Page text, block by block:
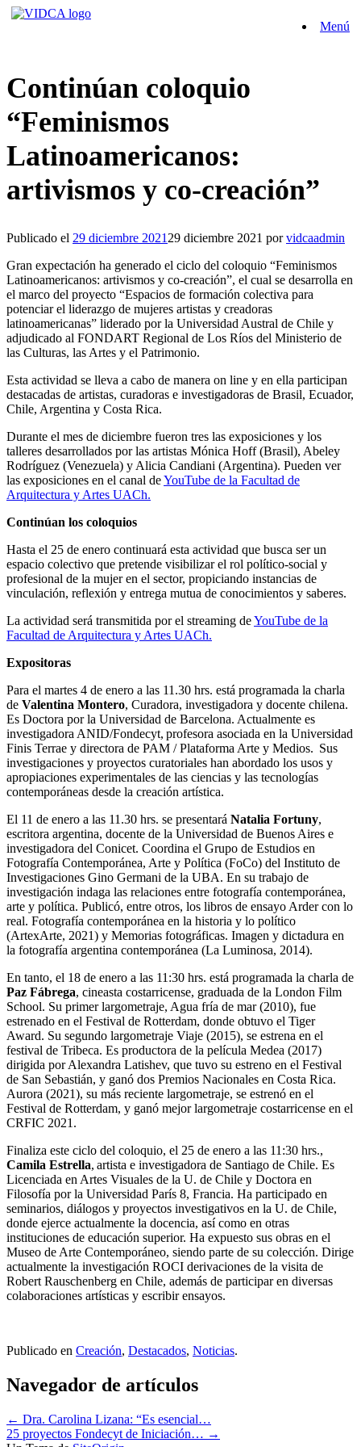
Saltar
Menú
Continúan coloquio
“Feminismos
Latinoamericanos:
artivismos y co-creación”
Publicado el 29 diciembre 2021 29 diciembre 2021 porvidcaadmin
Gran expectación ha generado el ciclo del coloquio “Feminismos
Latinoamericanos: artivismos y co-creación”, el cual se desarrolla en
el marco del proyecto “Espacios de formación colectiva para
potenciar el liderazgo de mujeres artistas y creadoras
latinoamericanas” liderado por la Universidad Austral de Chile y
adjudicado al FONDART Regional de Los Ríos del Ministerio de
las Culturas, las Artes y el Patrimonio.
Esta actividad se lleva a cabo de manera on line y en ella participan
destacadas de artistas, curadoras e investigadoras de Brasil, Ecuador,
Chile, Argentina y Costa Rica.
Durante el mes de diciembre fueron tres las exposiciones y los
talleres desarrollados por las artistas Mónica Hoff (Brasil), Abeley
Rodríguez (Venezuela) y Alicia Candiani (Argentina). Pueden ver
las exposiciones en el canal deYouTube de la Facultad de
Arquitectura y Artes UACh.
Continúan los coloquios
Hasta el 25 de enero continuará esta actividad que busca ser un
espacio colectivo que pretende visibilizar el rol político-social y
profesional de la mujer en el sector, propiciando instancias de
vinculación, reflexión y entrega mutua de conocimientos y saberes.
La actividad será transmitida por el streaming deYouTube de la
Facultad de Arquitectura y Artes UACh.
Expositoras
Para el martes 4 de enero a las 11.30 hrs. está programada la charla
de Valentina Montero, Curadora, investigadora y docente chilena.
Es Doctora por la Universidad de Barcelona. Actualmente es
investigadora ANID/Fondecyt, profesora asociada en la Universidad
Finis Terrae y directora de PAM / Plataforma Arte y Medios. Sus
investigaciones y proyectos curatoriales han abordado los usos y
apropiaciones experimentales de las ciencias y las tecnologías
contemporáneas desde la creación artística.
El 11 de enero a las 11.30 hrs. se presentará Natalia Fortuny,
escritora argentina, docente de la Universidad de Buenos Aires e
investigadora del Conicet. Coordina el Grupo de Estudios en
Fotografía Contemporánea, Arte y Política (FoCo) del Instituto de
Investigaciones Gino Germani de la UBA. En su trabajo de
investigación indaga las relaciones entre fotografía contemporánea,
arte y política. Publicó, entre otros, los libros de ensayo Arder con lo
real. Fotografía contemporánea en la historia y lo político
(ArtexArte, 2021) y Memorias fotográficas. Imagen y dictadura en
la fotografía argentina contemporánea (La Luminosa, 2014).
En tanto, el 18 de enero a las 11:30 hrs. está programada la charla de
Paz Fábrega, cineasta costarricense, graduada de la London Film
School. Su primer largometraje, Agua fría de mar (2010), fue
estrenado en el Festival de Rotterdam, donde obtuvo el Tiger
Award. Su segundo largometraje Viaje (2015), se estrena en el
festival de Tribeca. Es productora de la película Medea (2017)
dirigida por Alexandra Latishev, que tuvo su estreno en el Festival
de San Sebastián, y ganó dos Premios Nacionales en Costa Rica.
Aurora (2021), su más reciente largometraje, se estrenó en el
Festival de Rotterdam, y ganó mejor largometraje costarricense en el
CRFIC 2021.
Finaliza este ciclo del coloquio, el 25 de enero a las 11:30 hrs.,
Camila Estrella, artista e investigadora de Santiago de Chile. Es
Licenciada en Artes Visuales de la U. de Chile y Doctora en
Filosofía por la Universidad París 8, Francia. Ha participado en
seminarios, diálogos y proyectos investigativos en la U. de Chile,
donde ejerce actualmente la docencia, así como en otras
instituciones de educación superior. Ha expuesto sus obras en el
Museo de Arte Contemporáneo, siendo parte de su colección. Dirige
actualmente la investigación ROCI derivaciones de la visita de
Robert Rauschenberg en Chile, además de participar en diversas
colaboraciones artísticas y escribir ensayos.
Publicado en Creación, Destacados, Noticias.
Navegador de artículos
← Dra. Carolina Lizana: “Es esencial…
25 proyectos Fondecyt de Iniciación… →